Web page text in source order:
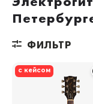
ФИЛЬТР
с кейсом